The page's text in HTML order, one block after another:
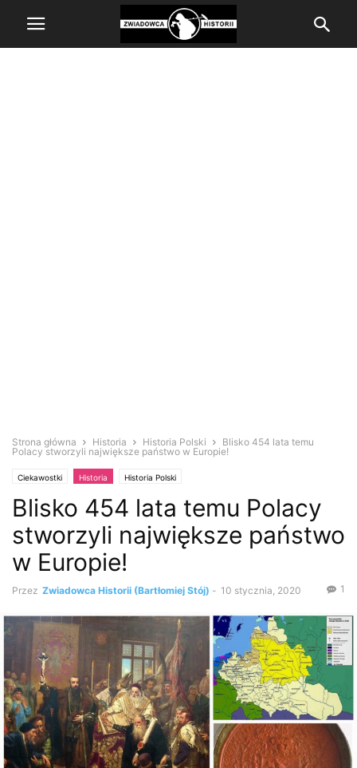
Strona główna Historia Historia Polski
Blisko 454 lata temu
Polacy stworzyli największe państwo w Europie!
Ciekawostki Historia Historia Polski
Blisko 454 lata temu Polacy
stworzyli największe państwo
w Europie!
Przez Zwiadowca Historii (Bartłomiej Stój) - 10 stycznia, 2020 1